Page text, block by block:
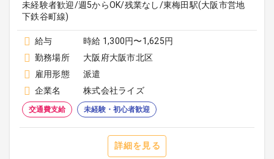
未経験者歓迎/週5からOK/残業なし/東梅田駅(大阪市営地
下鉄谷町線)
給与
時給 1,300円〜1,625円
勤務場所
大阪府大阪市北区
雇用形態
派遣
企業名
株式会社ライズ
交通費支給 未経験・初心者歓迎
詳細を見る